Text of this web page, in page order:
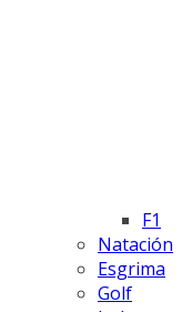
F1
Natación
Esgrima
Golf